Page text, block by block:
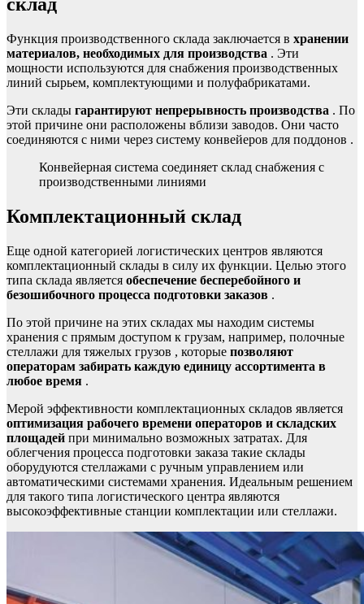
Функция производственного склада заключается в хранении
материалов, необходимых для производства . Эти
мощности используются для снабжения производственных
линий сырьем, комплектующими и полуфабрикатами.
Эти склады гарантируют непрерывность производства . По
этой причине они расположены вблизи заводов. Они часто
соединяются с ними через систему конвейеров для поддонов .
Конвейерная система соединяет склад снабжения с
производственными линиями
Комплектационный склад
Еще одной категорией логистических центров являются
комплектационный склады в силу их функции. Целью этого
типа склада является обеспечение бесперебойного и
безошибочного процесса подготовки заказов .
По этой причине на этих складах мы находим системы
хранения с прямым доступом к грузам, например, полочные
стеллажи для тяжелых грузов , которые позволяют
операторам забирать каждую единицу ассортимента в
любое время .
Мерой эффективности комплектационных складов является
оптимизация рабочего времени операторов и складских
площадей при минимально возможных затратах. Для
облегчения процесса подготовки заказа такие склады
оборудуются стеллажами с ручным управлением или
автоматическими системами хранения. Идеальным решением
для такого типа логистического центра являются
высокоэффективные станции комплектации или стеллажи.